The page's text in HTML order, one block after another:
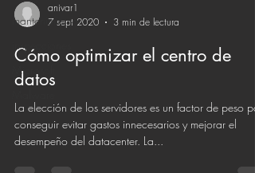
mantenimiento
inspecciones
Microsoft
anivar1
7 sept 2020
3 min de lectura
Cómo optimizar el centro de
datos
La elección de los servidores es un factor de peso
conseguir evitar gastos innecesarios y mejorar el
desempeño del datacenter. La...